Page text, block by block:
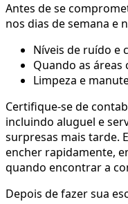
Antes de se
nos dias de semana e
Níveis de ruído e
Quando as
Limpeza e
Certifique-se de
incluindo aluguel e
surpresas mais tarde.
encher rapidamente,
quando encontrar a
Depois de fazer sua